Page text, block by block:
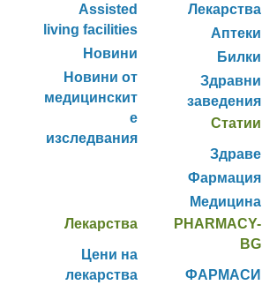
Assisted
living facilities
Новини
Новини от
медицинскит
е
изследвания
Лекарства
Аптеки
Билки
Здравни
заведения
Статии
Здраве
Фармация
Медицина
Лекарства
Цени на
лекарства
PHARMACY-
BG
ФАРМАСИ